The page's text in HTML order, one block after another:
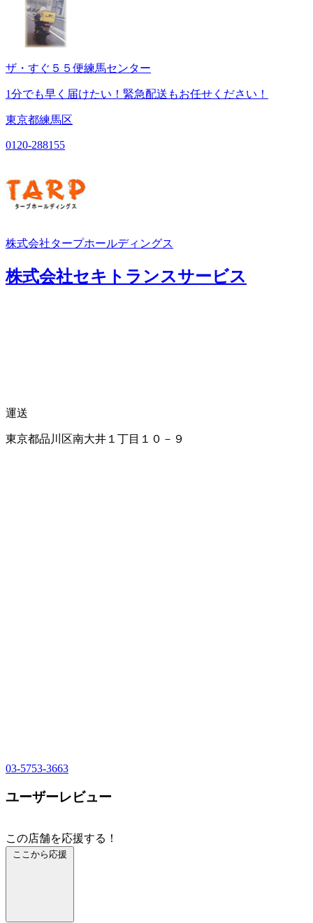
ザ・すぐ５５便練馬センター
1分でも早く届けたい！緊急配送もお任せください！
東京都練馬区
0120-288155
株式会社タープホールディングス
株式会社セキトランスサービス
運送
東京都品川区南大井１丁目１０－９
03-5753-3663
ユーザーレビュー
この店舗を応援する！
ここから応援